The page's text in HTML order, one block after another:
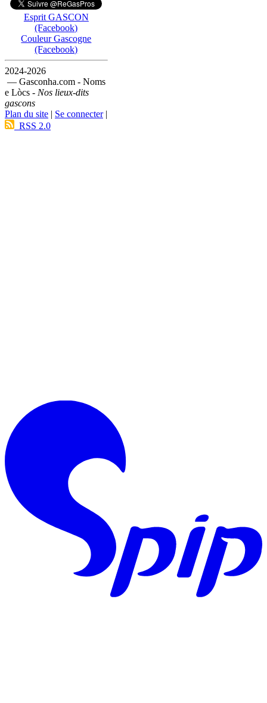
Esprit GASCON
(Facebook)
Couleur Gascogne
(Facebook)
2024-2026
— Gasconha.com - Noms
e Lòcs - Nos lieux-dits
gascons
Plan du site | Se connecter|
RSS 2.0